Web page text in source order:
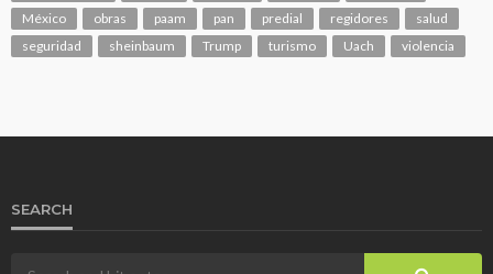
México
obras paam pan predial regidores
salud
seguridad
sheinbaum Trump turismo Uach violencia
SEARCH